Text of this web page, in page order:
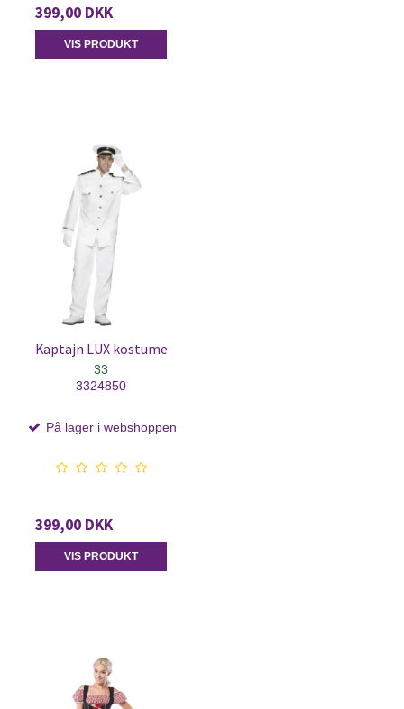
399,00 DKK
VIS PRODUKT
Kaptajn LUX kostume
33
3324850
På lager i webshoppen
399,00 DKK
VIS PRODUKT